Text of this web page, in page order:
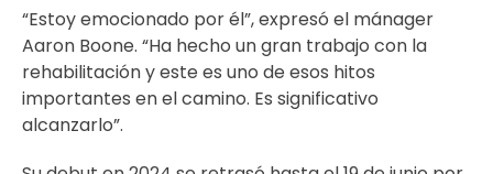
“Estoy emocionado por él”, expresó el mánager
Aaron Boone. “Ha hecho un gran trabajo con la
rehabilitación y este es uno de esos hitos
importantes en el camino. Es significativo
alcanzarlo”.